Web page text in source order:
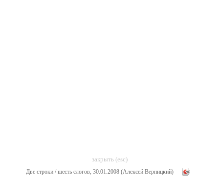
закрыть (esc)
Две строки / шесть слогов, 30.01.2008 (Алексей Верницкий)